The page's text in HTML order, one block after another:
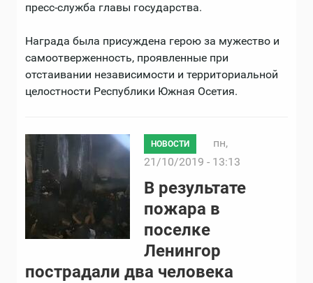
пресс-служба главы государства.
Награда была присуждена герою за мужество и
самоотверженность, проявленные при
отстаивании независимости и территориальной
целостности Республики Южная Осетия.
НОВОСТИ
пн,
21/10/2019 - 13:13
В результате
пожара в
поселке
Ленингор
пострадали два человека